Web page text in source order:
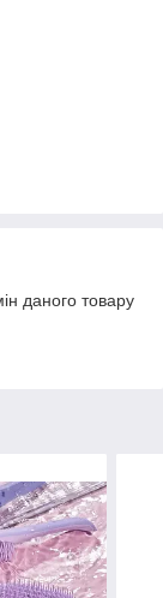
даного товару